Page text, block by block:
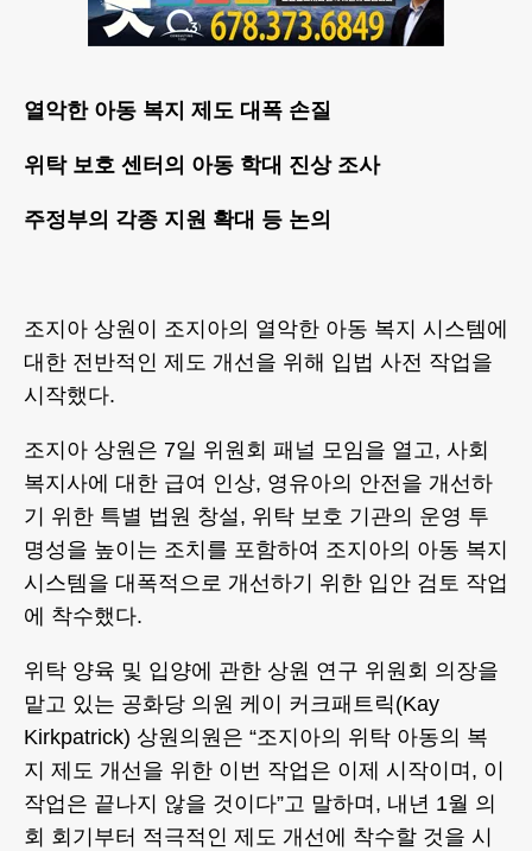
열악한 아동 복지 제도 대폭 손질
위탁 보호 센터의 아동 학대 진상 조사
주정부의 각종 지원 확대 등 논의
조지아 상원이 조지아의 열악한 아동 복지 시스템에
대한 전반적인 제도 개선을 위해 입법 사전 작업을
시작했다.
조지아 상원은 7일 위원회 패널 모임을 열고, 사회
복지사에 대한 급여 인상, 영유아의 안전을 개선하
기 위한 특별 법원 창설, 위탁 보호 기관의 운영 투
명성을 높이는 조치를 포함하여 조지아의 아동 복지
시스템을 대폭적으로 개선하기 위한 입안 검토 작업
에 착수했다.
위탁 양육 및 입양에 관한 상원 연구 위원회 의장을
맡고 있는 공화당 의원 케이 커크패트릭(Kay
Kirkpatrick) 상원의원은 “조지아의 위탁 아동의 복
지 제도 개선을 위한 이번 작업은 이제 시작이며, 이
작업은 끝나지 않을 것이다”고 말하며, 내년 1월 의
회 회기부터 적극적인 제도 개선에 착수할 것을 시